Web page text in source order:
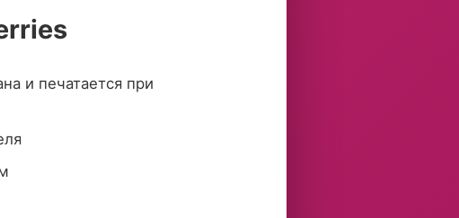
и печатается при